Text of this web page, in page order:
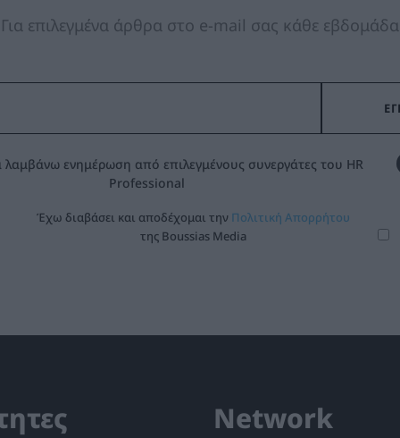
Για επιλεγμένα άρθρα στο e-mail σας κάθε εβδομάδα
ενημέρωση από επιλεγμένους συνεργάτες του HR
Professional
Έχω διαβάσει και αποδέχομαι την Πολιτική Απορρήτου
της Boussias Media
Network